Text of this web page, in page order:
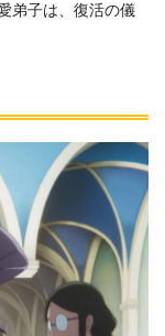
弟子は、復活の儀